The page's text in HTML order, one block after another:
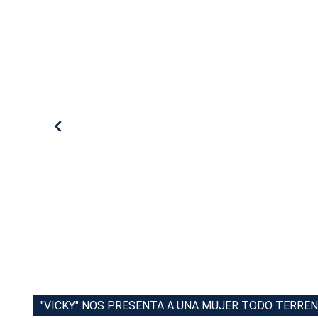
"VICKY" NOS PRESENTA A UNA MUJER TODO
VICKY NOS PRESENTA A UNA MUJER TODO